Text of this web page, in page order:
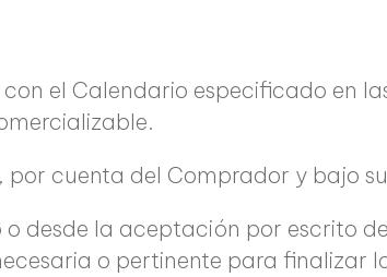
el Calendario especificado en
cuenta del Comprador y bajo
desde la aceptación por escrito
o pertinente para finalizar